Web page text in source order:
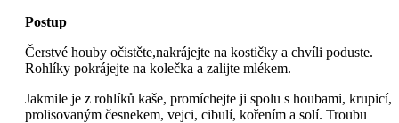
Postup
Čerstvé houby očistěte,nakrájejte na kostičky a chvíli poduste.
Rohlíky pokrájejte na kolečka a zalijte mlékem.
Jakmile je z rohlíků kaše, promíchejte ji spolu s houbami, krupicí,
prolisovaným česnekem, vejci, cibulí, kořením a solí. Troubu